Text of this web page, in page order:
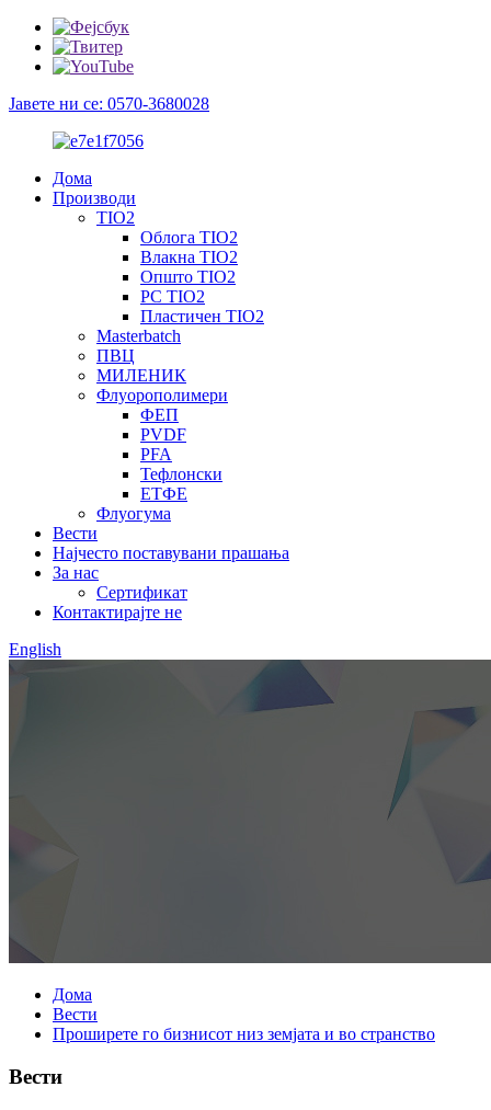
Јавете ни се: 0570-3680028
Дома
Производи
TIO2
Облога TIO2
Влакна TIO2
Општо TIO2
PC TIO2
Пластичен TIO2
Masterbatch
ПВЦ
МИЛЕНИК
Флуорополимери
ФЕП
PVDF
PFA
Тефлонски
ЕТФЕ
Флуогума
Вести
Најчесто поставувани прашања
За нас
Сертификат
Контактирајте не
English
Дома
Вести
Проширете го бизнисот низ земјата и во странство
Вести